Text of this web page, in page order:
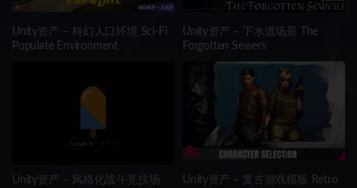
Unity资产 – 科幻人口环境 Sci-Fi
Populate Environment
Unity资产 – 下水道场景 The
Forgotten Sewers
Unity资产 – 风格化战斗竞技场
Unity资产 – 复古游戏模板 Retro